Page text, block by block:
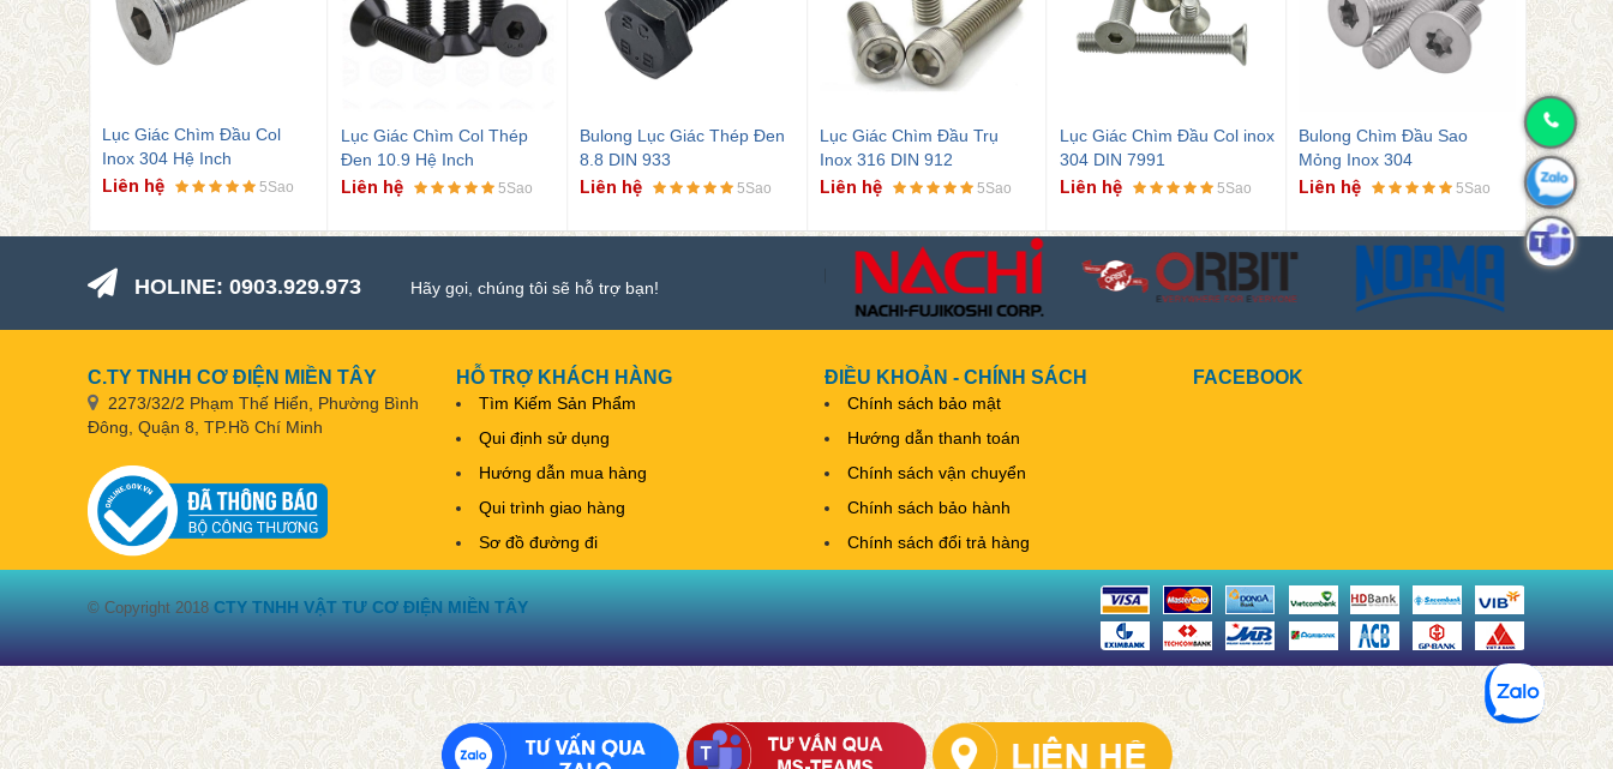
Col
5Sao
Lục Giác Chìm Col Thép
Đen 10.9 Hệ Inch
Liên hệ 5Sao
Bulong Lục Giác Thép Đen
8.8 DIN 933
Liên hệ 5Sao
Lục Giác Chìm Đầu Trụ
Inox 316 DIN 912
Liên hệ 5Sao
Lục Giác Chìm Đầu Col inox
304 DIN 7991
Liên hệ 5Sao
Bulong Chìm Đầu Sao
Mỏng Inox 304
Liên hệ 5Sao
Dụng Cụ Bẻ Đuôi Gập Ren
Cấy Volkel
Liên hệ 5Sao
Dụng
Volkel
Liên hệ
HOLINE: 0903.929.973 Hãy gọi, chúng tôi sẽ hỗ trợ bạn!
C.TY TNHH CƠ ĐIỆN MIỀN TÂY
2273/32/2 Phạm Thế Hiển, Phường Bình
Đông, Quận 8, TP.Hồ Chí Minh
HỖ TRỢ KHÁCH HÀNG
Tìm Kiếm Sản Phẩm
Qui định sử dụng
Hướng dẫn mua hàng
Qui trình giao hàng
Sơ đồ đường đi
ĐIỀU KHOẢN - CHÍNH SÁCH
Chính sách bảo mật
Hướng dẫn thanh toán
Chính sách vận chuyển
Chính sách bảo hành
Chính sách đổi trả hàng
FACEBOOK
© Copyright 2018 CTY TNHH VẬT TƯ CƠ ĐIỆN MIỀN TÂY